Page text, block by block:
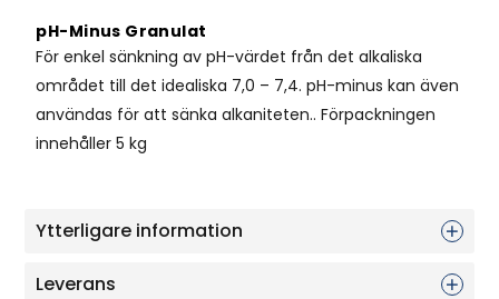
pH-Minus Granulat
För enkel sänkning av pH-värdet från det alkaliska
området till det idealiska 7,0 – 7,4. pH-minus kan även
användas för att sänka alkaniteten.. Förpackningen
innehåller 5 kg
Ytterligare information
Leverans